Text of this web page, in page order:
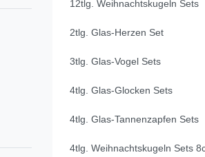
12tlg. Weihnachtskugeln Sets
2tlg. Glas-Herzen Set
3tlg. Glas-Vogel Sets
4tlg. Glas-Glocken Sets
4tlg. Glas-Tannenzapfen Sets
4tlg. Weihnachtskugeln Sets